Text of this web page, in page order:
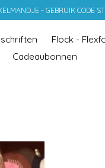
- GEBRUIK CODE
Flock -
Cadeaubonnen